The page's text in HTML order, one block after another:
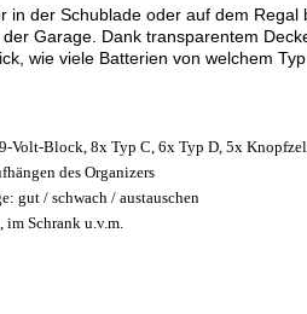
in der Schublade oder auf dem Regal
Garage. Dank transparentem
wie viele Batterien von welchem
Volt-Block, 8x Typ C, 6x Typ D, 5x
des Organizers
gut / schwach / austauschen
im Schrank u.v.m.